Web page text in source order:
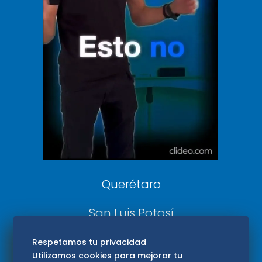
Clase
De 10 sports
DeDinero
Confabulario
Aviso Oportuno
Consultas
Querétaro
San Luis Potosí
Edomex
Respetamos tu privacidad
Utilizamos cookies para mejorar tu